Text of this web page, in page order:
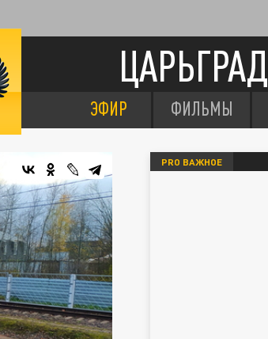
ЦАРЬГРАД
ЭФИР ФИЛЬМЫ
PRO ВАЖНОЕ